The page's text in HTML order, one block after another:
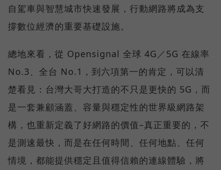
自駕車與智慧城市快速發展，行動網路將成為支
撐數位經濟的重要基礎設施。
總地來看，從 Opensignal 全球 4G／5G 在線率
No.3、全台 No.1，到六項第一的肯定，可以清
楚看見：台灣大哥大打造的不只是更快的 5G，而
是一套兼顧涵蓋、容量與穩定性的世界級網路架
構，也重新定義了好網路的價值–真正重要的，不
是測速最快，而是在任何時間、任何地點、任何
情境，都能提供穩定且值得信賴的連線體驗，將